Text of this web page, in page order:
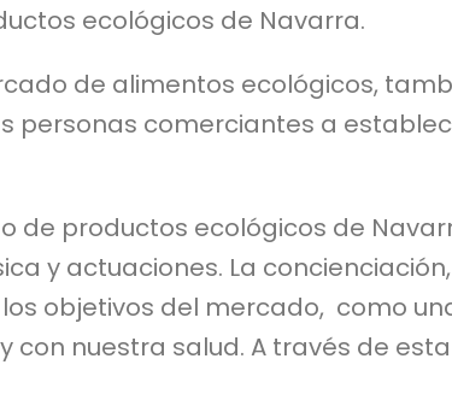
ecológicos de Navarra.
de alimentos ecológicos,
personas comerciantes a
de productos ecológicos de
y actuaciones. La
objetivos del mercado, como
nuestra salud. A través de